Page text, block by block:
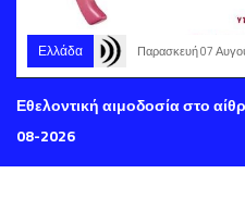
Ελλάδα Παρασκευή 07
Εθελοντική αιμοδοσία στο
08-2026